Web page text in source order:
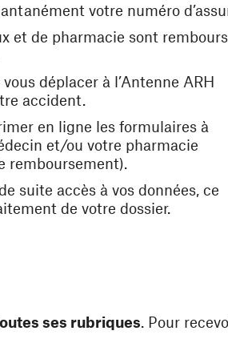
votre numéro
et de pharmacie sont
déplacer à l’Antenne ARH
accident.
en ligne les formulaires à
et/ou votre pharmacie
remboursement).
suite accès à vos données, ce
de votre dossier.
ses rubriques. Pour